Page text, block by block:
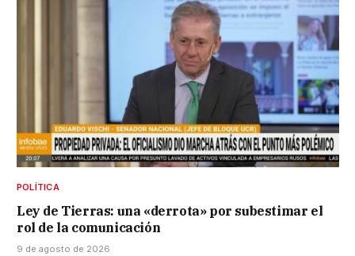
POLÍTICA
Ley de Tierras: una «derrota» por subestimar el
rol de la comunicación
9 de agosto de 2026